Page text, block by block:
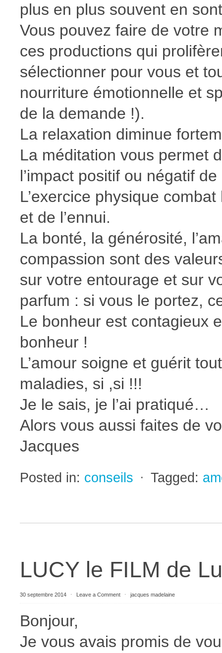
plus en plus souvent en
Vous pouvez faire de votre
ces productions qui
sélectionner pour vous et
nourriture émotionnelle et
de la demande !).
La relaxation diminue
La méditation vous permet
l’impact positif ou négatif
L’exercice physique
et de l’ennui.
La bonté, la générosité,
compassion sont des
sur votre entourage et sur
parfum : si vous le portez,
Le bonheur est contagieux
bonheur !
L’amour soigne et guérit
maladies, si ,si !!!
Je le sais, je l’ai pratiqué…
Alors vous aussi faites de
Jacques
Posted in: conseils ⋅ Tagged:
LUCY le FILM de
30 septembre 2014 ⋅ Leave a Comment ⋅ jacques madelaine
Bonjour,
Je vous avais promis de